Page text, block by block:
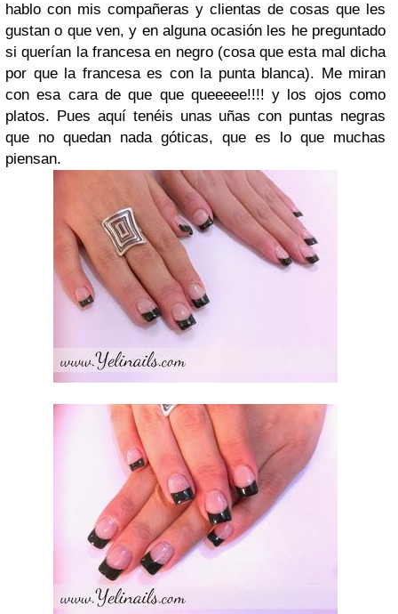
hablo con mis compañeras y clientas de cosas que les
gustan o que ven, y en alguna ocasión les he preguntado
si querían la francesa en negro (cosa que esta mal dicha
por que la francesa es con la punta blanca). Me miran
con esa cara de que que queeeee!!!! y los ojos como
platos. Pues aquí tenéis unas uñas con puntas negras
que no quedan nada góticas, que es lo que muchas
piensan.